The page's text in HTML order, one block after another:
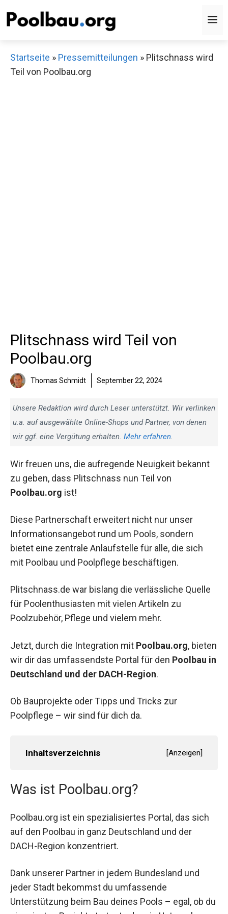
Inhalt
Startseite » Pressemitteilungen » Plitschnass wird
Teil von Poolbau.org
Plitschnass wird Teil von
Poolbau.org
Thomas Schmidt September 22, 2024
Unsere Redaktion wird durch Leser unterstützt. Wir verlinken
u.a. auf ausgewählte Online-Shops und Partner, von denen
wir ggf. eine Vergütung erhalten. Mehr erfahren.
Wir freuen uns, die aufregende Neuigkeit bekannt
zu geben, dass Plitschnass nun Teil von
Poolbau.org ist!
Diese Partnerschaft erweitert nicht nur unser
Informationsangebot rund um Pools, sondern
bietet eine zentrale Anlaufstelle für alle, die sich
mit Poolbau und Poolpflege beschäftigen.
Plitschnass.de war bislang die verlässliche Quelle
für Poolenthusiasten mit vielen Artikeln zu
Poolzubehör, Pflege und vielem mehr.
Jetzt, durch die Integration mit Poolbau.org, bieten
wir dir das umfassendste Portal für den Poolbau in
Deutschland und der DACH-Region.
Ob Bauprojekte oder Tipps und Tricks zur
Poolpflege – wir sind für dich da.
Inhaltsverzeichnis [Anzeigen]
Was ist Poolbau.org?
Poolbau.org ist ein spezialisiertes Portal, das sich
auf den Poolbau in ganz Deutschland und der
DACH-Region konzentriert.
Dank unserer Partner in jedem Bundesland und
jeder Stadt bekommst du umfassende
Unterstützung beim Bau deines Pools – egal, ob du